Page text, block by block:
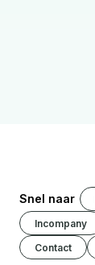
Snel naar
Incompany
Contact